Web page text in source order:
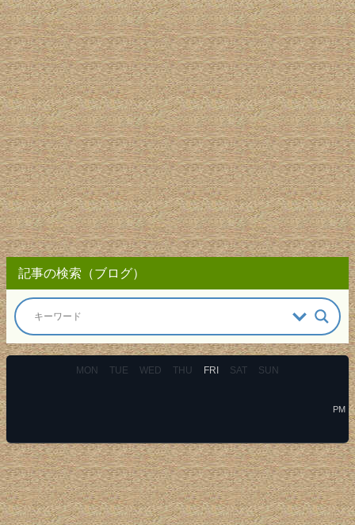
記事の検索（ブログ）
MON TUE WED THU FRI SAT SUN
PM